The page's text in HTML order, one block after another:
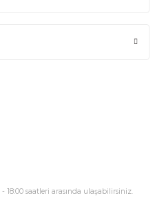
18:00 saatleri arasında ulaşabilirsiniz.